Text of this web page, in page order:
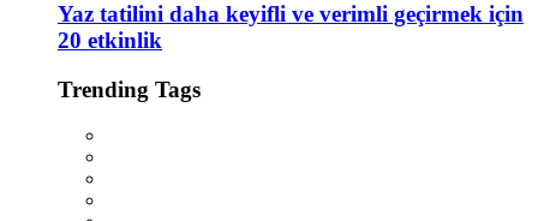
Yaz tatilini daha keyifli ve verimli geçirmek için
20 etkinlik
Trending Tags